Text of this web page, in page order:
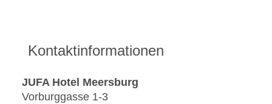
Kontaktinformationen
JUFA Hotel Meersburg
Vorburggasse 1-3